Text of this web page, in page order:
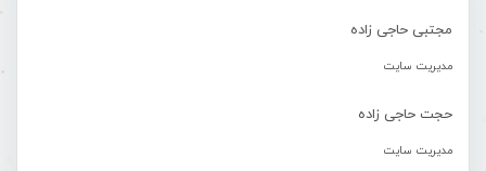
مجتبی حاجی زاده
مدیریت سایت
حجت حاجی زاده
مدیریت سایت